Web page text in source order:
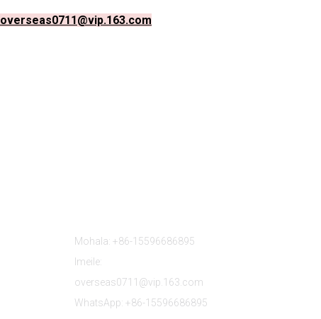
overseas0711@vip.163.com
Mohala: +86-15596686895
Imeile:
overseas0711@vip.163.com
WhatsApp: +86-15596686895